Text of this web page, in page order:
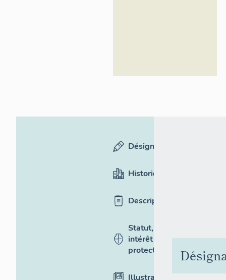
Désignation
Historique
Description
Statut,
intérêt et
protection
Illustrations